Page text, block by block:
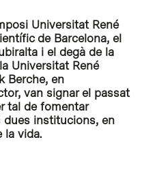
Universitat René
de Barcelona, el
i el degà de la
Universitat René
Berche, en
van signar el passat
tal de fomentar
dues institucions, en
la vida.